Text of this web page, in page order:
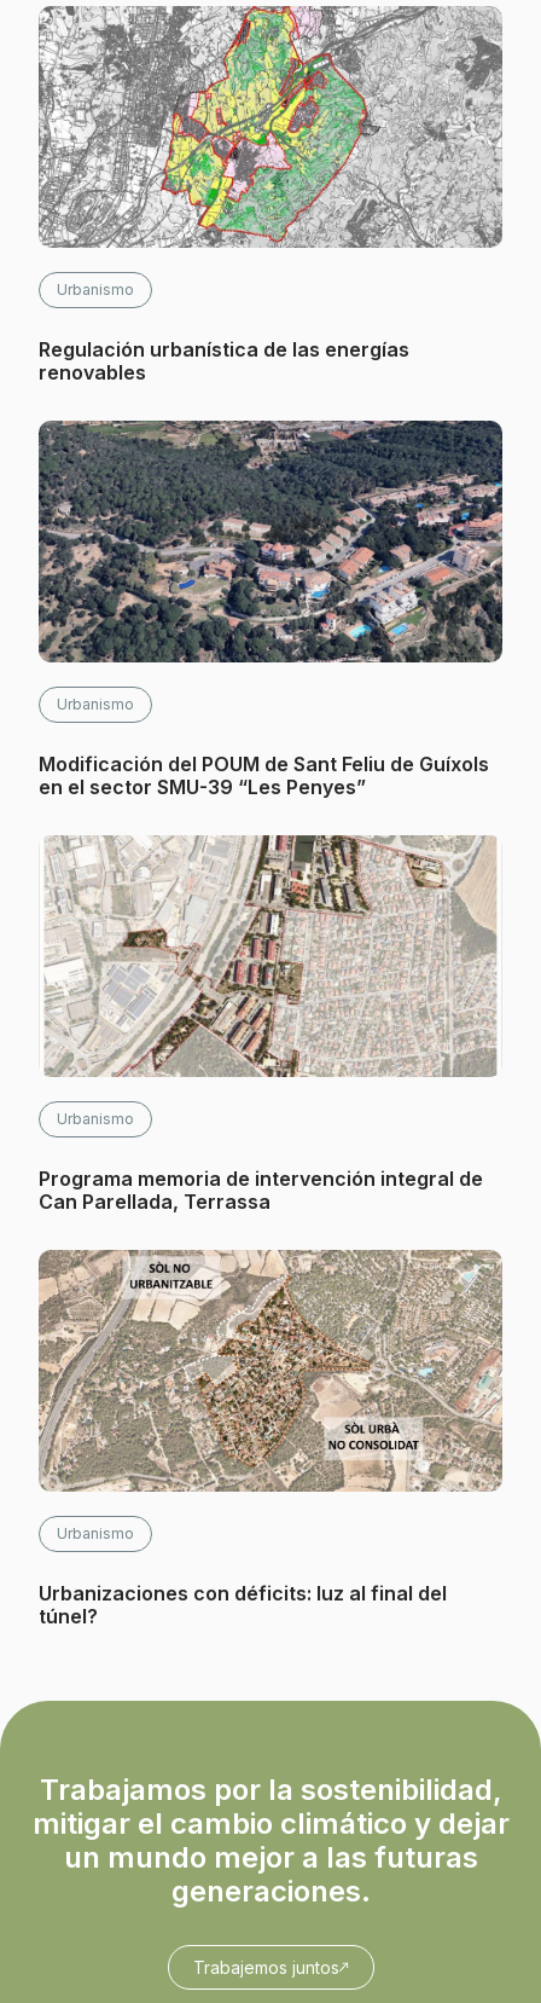
Urbanismo
Regulación urbanística de las energías
renovables
Urbanismo
Modificación del POUM de Sant Feliu de Guíxols
en el sector SMU-39 “Les Penyes”
Urbanismo
Programa memoria de intervención integral de
Can Parellada, Terrassa
Urbanismo
Urbanizaciones con déficits: luz al final del
túnel?
Trabajamos por la sostenibilidad,
mitigar el cambio climático y dejar
un mundo mejor a las futuras
generaciones.
Trabajemos juntos